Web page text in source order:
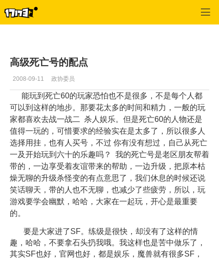
高级死亡号的配点
2008-09-11 政协委员
能玩到死亡60的玩家恐怕也不是很多，不是每个人都
可以到这样的地步。那要花太多的时间和精力，一般的玩
家都喜欢去战一战二 杀人娱乐。但是死亡60的人物还是
值得一玩的，可惜要求的经验实在是太多了，所以很多人
选择用挂，也有人买号，不过 你有没有想过，自己从死亡
一及开始玩到六十的乐趣吗？ 我的死亡号是老区朋友帮着
带的，一边享受着友谊带来的帮助，一边升级，把原本枯
燥无聊的升级杀怪变的有点意思了，我们休息的时候还说
笑话聊天，带的人也不无聊，也减少了些疲劳，所以，玩
游戏要学会幽默，哈哈，大家在一起玩，开心是最重要
的。
要是大家进了SF。练级是很快，却没有了这样的情
趣，哈哈，不要拿石头扔我哦。我这样也是苦中做乐了，
其实SF也好，官网也好，都是娱乐，魔兽就有很多SF，